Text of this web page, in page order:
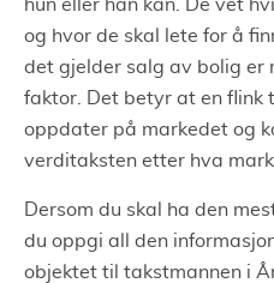
hun eller han kan. De vet
og hvor de skal lete for å
det gjelder salg av bolig er
faktor. Det betyr at en
oppdater på markedet og
verditaksten etter hva
Dersom du skal ha den
du oppgi all den
objektet til takstmannen i